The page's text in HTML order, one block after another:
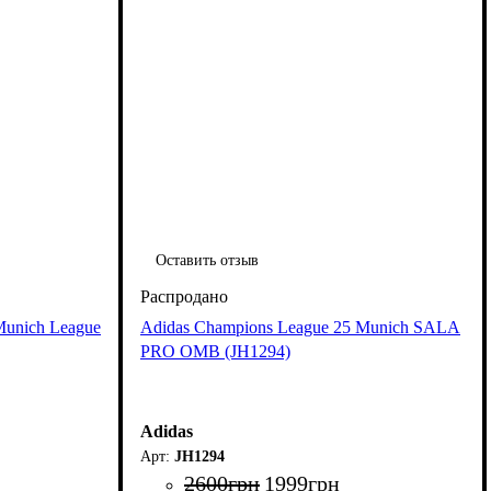
League
Оставить отзыв
Adidas Champions League 25 Munich SALA
PRO OMB (JH1294)
Adidas
JH1294
2600грн 1999грн